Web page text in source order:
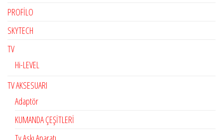
PROFİLO
SKYTECH
TV
Hi-LEVEL
TV AKSESUARI
Adaptör
KUMANDA ÇEŞİTLERİ